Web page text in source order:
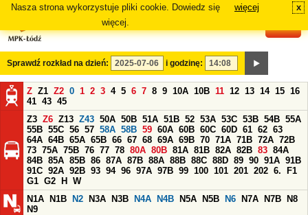
Nasza strona wykorzystuje pliki cookie. Dowiedz się
więcej.
więcej x
Sprawdź rozkład na dzień: i godzinę:
Z Z1 Z2 0 1 2 3 4 5 6 7 8 9 10A 10B 11 12 13 14 15 16
41 43 45
Z3 Z6 Z13 Z43 50A 50B 51A 51B 52 53A 53C 53B 54B 55A
55B 55C 56 57 58A 58B 59 60A 60B 60C 60D 61 62 63
64A 64B 65A 65B 66 67 68 69A 69B 70 71A 71B 72A 72B
73 75A 75B 76 77 78 80A 80B 81A 81B 82A 82B 83 84A
84B 85A 85B 86 87A 87B 88A 88B 88C 88D 89 90 91A 91B
91C 92A 92B 93 94 96 97A 97B 99 100 101 201 202 6.
F1
G1 G2 H
W
N1A
N1B N2 N3A N3B N4A N4B N5A N5B N6 N7A N7B
N8
N9